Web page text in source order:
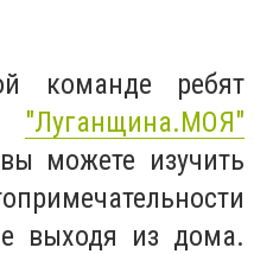
команде ребят
"Луганщина.МОЯ"
можете изучить
выходя из дома.